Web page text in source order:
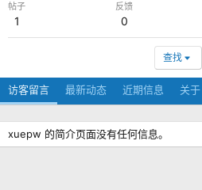
帖子
1
反馈
0
查找
访客留言 最新动态 近期信息 关于
xuepw 的简介页面没有任何信息。